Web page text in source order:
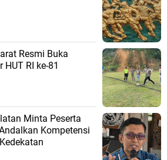
Resmi Buka
RI ke-81
Minta Peserta
Kompetensi